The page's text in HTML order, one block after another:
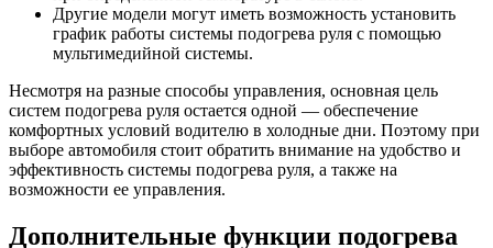
Другие модели могут иметь возможность установить
график работы системы подогрева руля с помощью
мультимедийной системы.
Несмотря на разные способы управления, основная цель
систем подогрева руля остается одной — обеспечение
комфортных условий водителю в холодные дни. Поэтому при
выборе автомобиля стоит обратить внимание на удобство и
эффективность системы подогрева руля, а также на
возможности ее управления.
Дополнительные функции подогрева